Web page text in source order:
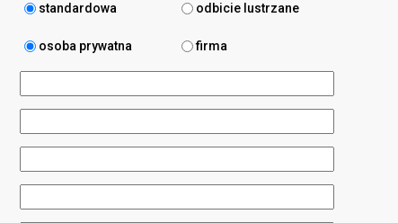
standardowa odbicie lustrzane
osoba prywatna firma